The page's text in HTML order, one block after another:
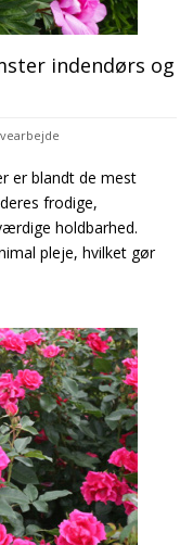
indendørs og
er blandt de mest
frodige,
holdbarhed.
pleje, hvilket gør